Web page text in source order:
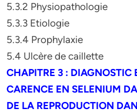
5.3.2 Physiopathologie
5.3.3 Etiologie
5.3.4 Prophylaxie
5.4 Ulcère de caillette
CHAPITRE 3 : DIAGNOSTIC
CARENCE EN SELENIUM
DE LA REPRODUCTION